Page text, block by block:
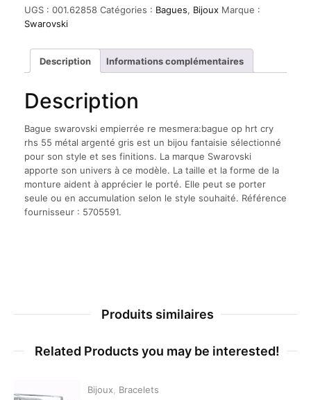
UGS : 001.62858 Catégories : Bagues, Bijoux Marque :
Swarovski
Description Informations complémentaires
Description
Bague swarovski empierrée re mesmera:bague op hrt cry
rhs 55 métal argenté gris est un bijou fantaisie sélectionné
pour son style et ses finitions. La marque Swarovski
apporte son univers à ce modèle. La taille et la forme de la
monture aident à apprécier le porté. Elle peut se porter
seule ou en accumulation selon le style souhaité. Référence
fournisseur : 5705591.
Produits similaires
Related Products you may be interested!
Bijoux Bracelets